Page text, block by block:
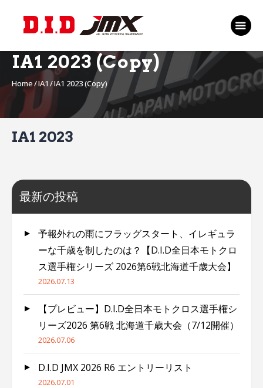
IA1 2023 (Copy)
Home IA1 IA1 2023 (Copy)
TOP
RANKING 2026
RIDERS 2026
SPONSORS
TICKET
IA1 2023
最新の投稿
予報外れの雨にフラッグスタート、イレギュラ
ーな千歳を制したのは？【D.I.D全日本モトクロ
ス選手権シリーズ 2026第6戦北海道千歳大会】
2026.07.13
【プレビュー】D.I.D全日本モトクロス選手権シ
リーズ2026 第6戦 北海道千歳大会（7/12開催）
2026.07.06
D.I.D JMX 2026 R6 エントリーリスト
2026.07.01